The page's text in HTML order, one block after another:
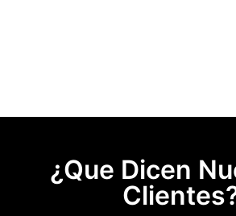
¿Que Dicen